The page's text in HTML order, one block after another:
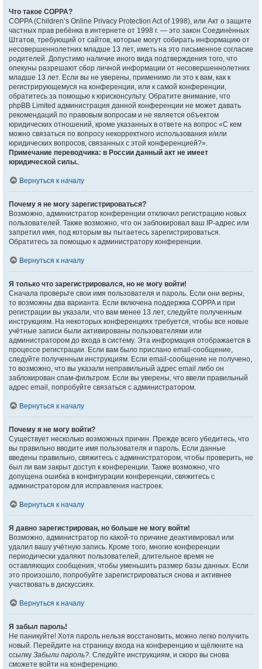
Что такое COPPA?
COPPA (Children’s Online Privacy Protection Act of 1998), или Акт о защите
частных прав ребёнка в интернете от 1998 г. — это закон Соединённых
Штатов, требующий от сайтов, которые могут собирать информацию от
несовершеннолетних младше 13 лет, иметь на это письменное согласие
родителей. Допустимо наличие иного вида подтверждения того, что
опекуны разрешают сбор личной информации от несовершеннолетних
младше 13 лет. Если вы не уверены, применимо ли это к вам, как к
регистрирующемуся на конференции, или к самой конференции,
обратитесь за помощью к юрисконсульту. Обратите внимание, что
phpBB Limited администрация данной конференции не может давать
рекомендаций по правовым вопросам и не является объектом
юридических отношений, кроме указанных в ответе на вопрос «С кем
можно связаться по вопросу некорректного использования и/или
юридических вопросов, связанных с этой конференцией?».
Примечание переводчика: в России данный акт не имеет
юридической силы..
Вернуться к началу
Почему я не могу зарегистрироваться?
Возможно, администратор конференции отключил регистрацию новых
пользователей. Также возможно, что он заблокировал ваш IP-адрес или
запретил имя, под которым вы пытаетесь зарегистрироваться.
Обратитесь за помощью к администратору конференции.
Вернуться к началу
Я только что зарегистрировался, но не могу войти!
Сначала проверьте свои имя пользователя и пароль. Если они верны,
то возможны два варианта. Если включена поддержка COPPA и при
регистрации вы указали, что вам менее 13 лет, следуйте полученным
инструкциям. На некоторых конференциях требуется, чтобы все новые
учётные записи были активированы пользователями или
администратором до входа в систему. Эта информация отображается в
процессе регистрации. Если вам было прислано email-сообщение,
следуйте полученным инструкциям. Если email-сообщение не получено,
то возможно, что вы указали неправильный адрес email либо он
заблокирован спам-фильтром. Если вы уверены, что ввели правильный
адрес email, попробуйте связаться с администратором.
Вернуться к началу
Почему я не могу войти?
Существует несколько возможных причин. Прежде всего убедитесь, что
вы правильно вводите имя пользователя и пароль. Если данные
введены правильно, свяжитесь с администратором, чтобы проверить, не
был ли вам закрыт доступ к конференции. Также возможно, что
допущена ошибка в конфигурации конференции, свяжитесь с
администратором для исправления настроек.
Вернуться к началу
Я давно зарегистрирован, но больше не могу войти!
Возможно, администратор по какой-то причине деактивировал или
удалил вашу учётную запись. Кроме того, многие конференции
периодически удаляют пользователей, длительное время не
оставляющих сообщения, чтобы уменьшить размер базы данных. Если
это произошло, попробуйте зарегистрироваться снова и активнее
участвовать в дискуссиях.
Вернуться к началу
Я забыл пароль!
Не паникуйте! Хотя пароль нельзя восстановить, можно легко получить
новый. Перейдите на страницу входа на конференцию и щёлкните на
ссылку Забыли пароль?. Следуйте инструкциям, и скоро вы снова
сможете войти на конференцию.